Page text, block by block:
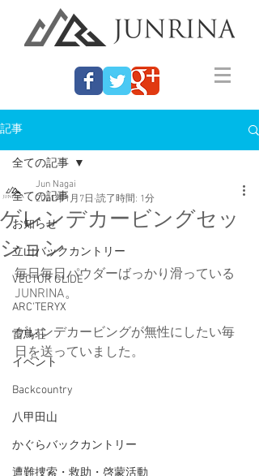
記事
全ての記事
お知らせ
立山バックカントリー
VECTOR GLIDE
ARC'TERYX
雷鳥荘
イベント
Backcountry
八甲田山
かぐらバックカントリー
遭難捜索・救助・啓蒙活動
全ての記事
ゲレンデカービングセッ
ション
Jun Nagai
2021年1月7日 読了時間: 1分
毎日毎日パウダーばっかり滑っている
JUNRINA。
ゲレンデカービングが無性にしたい毎
日を送っていました。